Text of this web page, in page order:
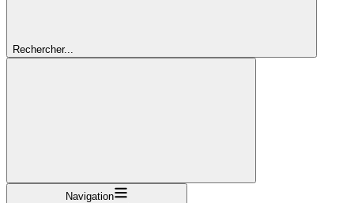
Rechercher...
Navigation